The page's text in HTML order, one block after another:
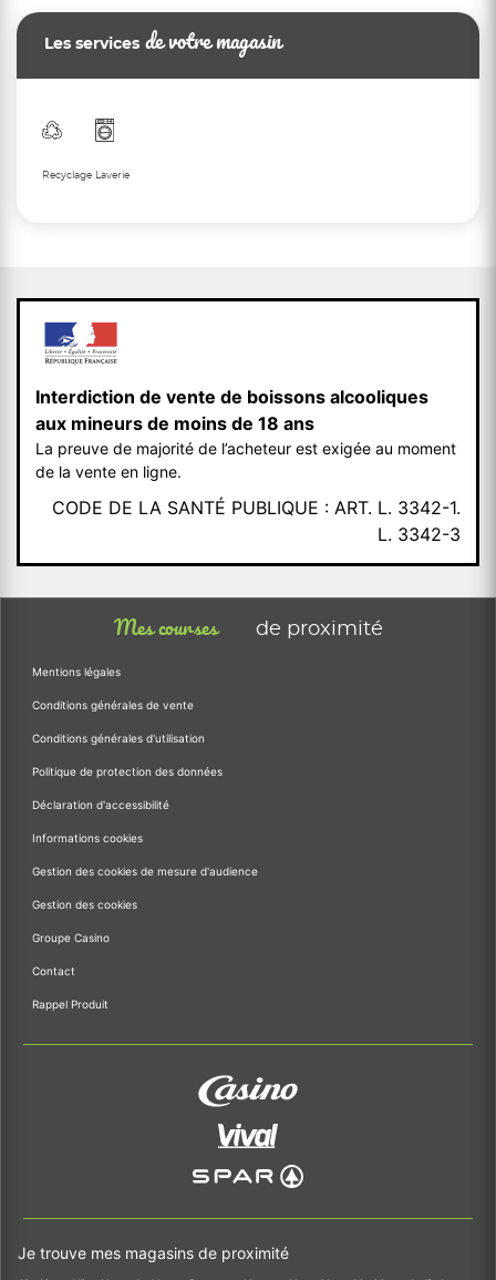
Les services de votre magasin
Recyclage Laverie
Interdiction de vente de boissons alcooliques
aux mineurs de moins de 18 ans
La preuve de majorité de l’acheteur est exigée au moment
de la vente en ligne.
CODE DE LA SANTÉ PUBLIQUE : ART. L. 3342-1.
L. 3342-3
Mes courses de proximité
Mentions légales
Conditions générales de vente
Conditions générales d'utilisation
Politique de protection des données
Déclaration d'accessibilité
Informations cookies
Gestion des cookies de mesure d'audience
Gestion des cookies
Groupe Casino
Contact
Rappel Produit
Je trouve mes magasins de proximité